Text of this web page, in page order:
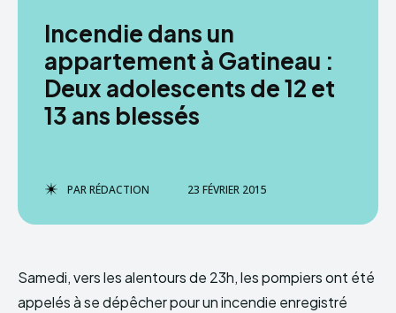
Incendie dans un
appartement à Gatineau :
Deux adolescents de 12 et
13 ans blessés
PARRÉDACTION 23 FÉVRIER 2015
Samedi, vers les alentours de 23h, les pompiers ont été
appelés à se dépêcher pour un incendie enregistré